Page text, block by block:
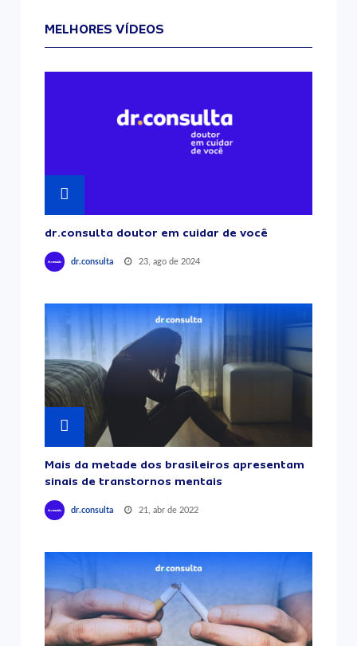
MELHORES VÍDEOS
dr.consulta doutor em cuidar de você
dr.consulta 23, ago de 2024
Mais da metade dos brasileiros apresentam
sinais de transtornos mentais
dr.consulta 21, abr de 2022